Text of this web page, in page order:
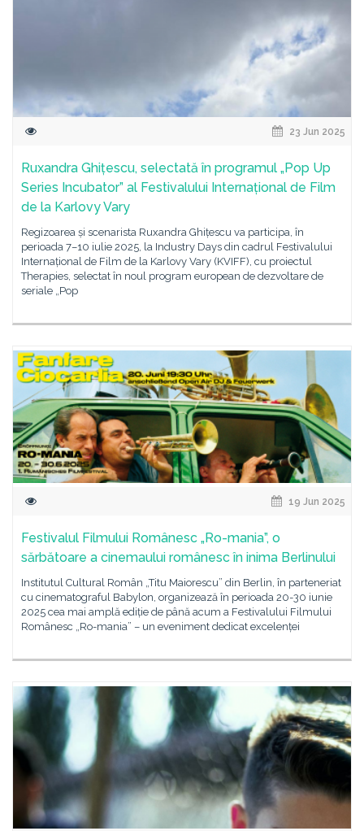
23 Jun 2025
Ruxandra Ghițescu, selectată în programul „Pop Up
Series Incubator” al Festivalului Internațional de Film
de la Karlovy Vary
Regizoarea și scenarista Ruxandra Ghițescu va participa, în
perioada 7–10 iulie 2025, la Industry Days din cadrul Festivalului
Internațional de Film de la Karlovy Vary (KVIFF), cu proiectul
Therapies, selectat în noul program european de dezvoltare de
seriale „Pop
19 Jun 2025
Festivalul Filmului Românesc „Ro-mania”, o
sărbătoare a cinemaului românesc în inima Berlinului
Institutul Cultural Român „Titu Maiorescu” din Berlin, în parteneriat
cu cinematograful Babylon, organizează în perioada 20-30 iunie
2025 cea mai amplă ediție de până acum a Festivalului Filmului
Românesc „Ro-mania” – un eveniment dedicat excelenței